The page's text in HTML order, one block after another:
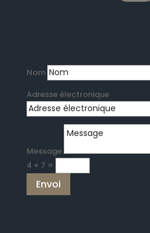
Nom
Adresse électronique
Message
4 + 7 =
Envoi